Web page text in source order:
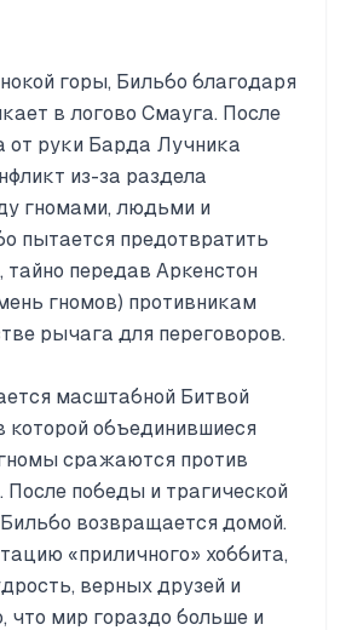
горы, Бильбо благодаря
в логово Смауга. После
от руки Барда Лучника
из-за раздела
гномами, людьми и
пытается предотвратить
тайно передав Аркенстон
гномов) противникам
рычага для переговоров.
масштабной Битвой
которой объединившиеся
сражаются против
После победы и трагической
Бильбо возвращается домой.
«приличного» хоббита,
верных друзей и
что мир гораздо больше и